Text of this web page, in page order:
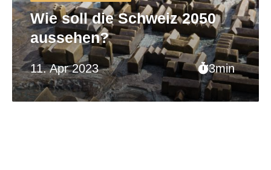
11. Apr 2023 3min
Wie soll die Schweiz 2050
aussehen?